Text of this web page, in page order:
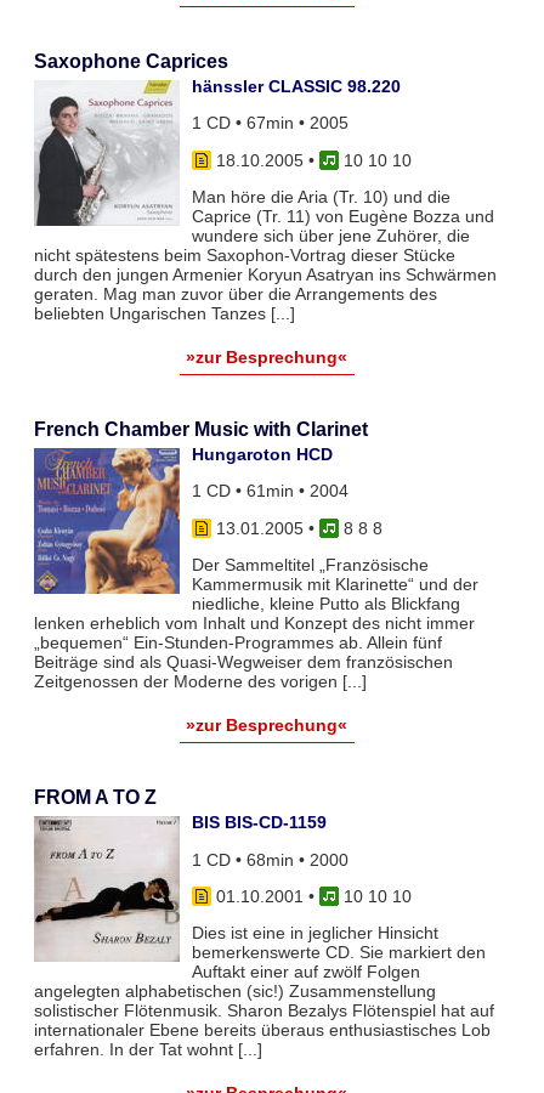
Saxophone Caprices
hänssler CLASSIC 98.220
1 CD • 67min • 2005
18.10.2005•
10 10 10
Man höre die Aria (Tr. 10) und die
Caprice (Tr. 11) von Eugène Bozza und
wundere sich über jene Zuhörer, die
nicht spätestens beim Saxophon-Vortrag dieser Stücke
durch den jungen Armenier Koryun Asatryan ins Schwärmen
geraten. Mag man zuvor über die Arrangements des
beliebten Ungarischen Tanzes [...]
»zur Besprechung«
French Chamber Music with Clarinet
Hungaroton HCD
1 CD • 61min • 2004
13.01.2005•
8 8 8
Der Sammeltitel „Französische
Kammermusik mit Klarinette“ und der
niedliche, kleine Putto als Blickfang
lenken erheblich vom Inhalt und Konzept des nicht immer
„bequemen“ Ein-Stunden-Programmes ab. Allein fünf
Beiträge sind als Quasi-Wegweiser dem französischen
Zeitgenossen der Moderne des vorigen [...]
»zur Besprechung«
FROM A TO Z
BIS BIS-CD-1159
1 CD • 68min • 2000
01.10.2001 •
10 10 10
Dies ist eine in jeglicher Hinsicht
bemerkenswerte CD. Sie markiert den
Auftakt einer auf zwölf Folgen
angelegten alphabetischen (sic!) Zusammenstellung
solistischer Flötenmusik. Sharon Bezalys Flötenspiel hat auf
internationaler Ebene bereits überaus enthusiastisches Lob
erfahren. In der Tat wohnt [...]